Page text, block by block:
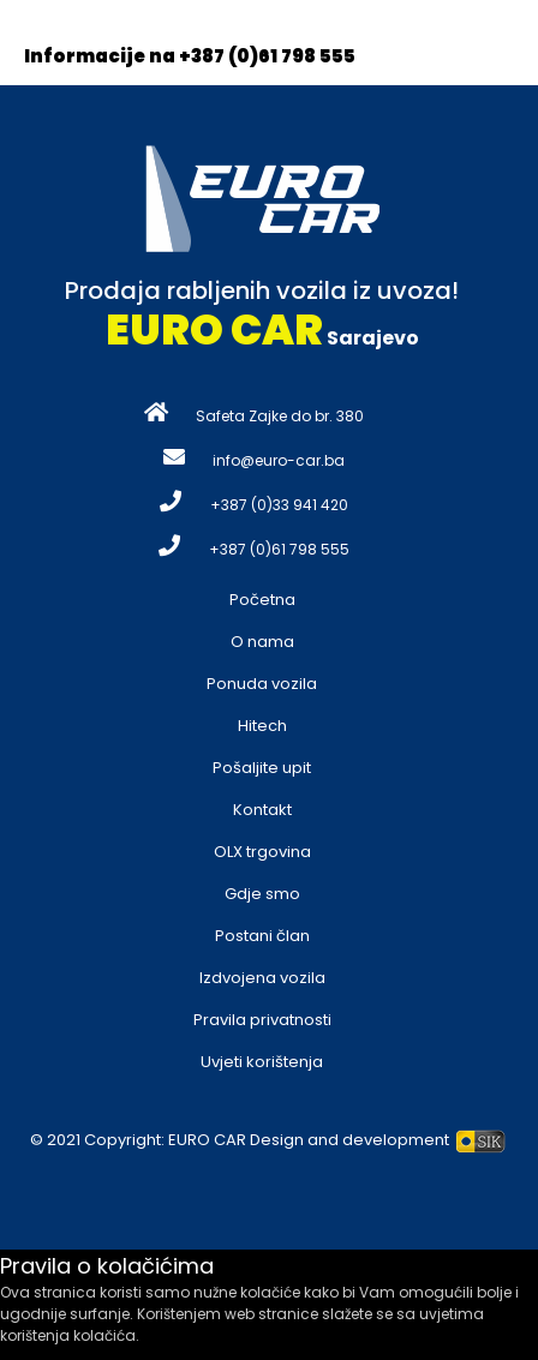
Informacije na +387 (0)61 798 555
Prodaja rabljenih vozila iz uvoza!
EURO CAR Sarajevo
Safeta Zajke do br. 380
info@euro-car.ba
+387 (0)33 941 420
+387 (0)61 798 555
Početna
O nama
Ponuda vozila
Hitech
Pošaljite upit
Kontakt
OLX trgovina
Gdje smo
Postani član
Izdvojena vozila
Pravila privatnosti
Uvjeti korištenja
© 2021 Copyright: EURO CAR Design and development
Pravila o kolačićima
Ova stranica koristi samo nužne kolačiće kako bi Vam omogućili bolje i
ugodnije surfanje. Korištenjem web stranice slažete se sa uvjetima
korištenja kolačića.